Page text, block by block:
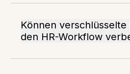
Können verschlüsselte
den HR-Workflow